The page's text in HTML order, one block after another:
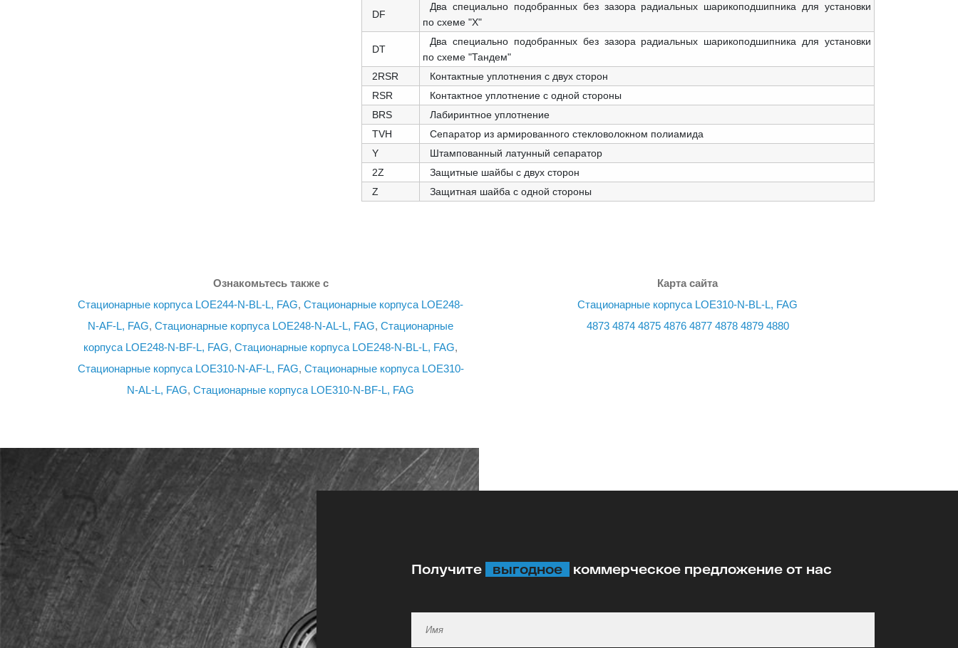
DF
Два специально подобранных без зазора радиальных шарикоподшипника для установки
по схеме "X"
DT
Два специально подобранных без зазора радиальных шарикоподшипника для установки
по схеме "Тандем"
2RSR
Контактные уплотнения с двух сторон
RSR
Контактное уплотнение с одной стороны
BRS
Лабиринтное уплотнение
TVH
Сепаратор из армированного стекловолокном полиамида
Y
Штампованный латунный сепаратор
2Z
Защитные шайбы с двух сторон
Z
Защитная шайба с одной стороны
Ознакомьтесь также с
Стационарные корпуса LOE244-N-BL-L, FAG, Стационарные корпуса LOE248-
N-AF-L, FAG, Стационарные корпуса LOE248-N-AL-L, FAG, Стационарные
корпуса LOE248-N-BF-L, FAG, Стационарные корпуса LOE248-N-BL-L, FAG,
Стационарные корпуса LOE310-N-AF-L, FAG, Стационарные корпуса LOE310-
N-AL-L, FAG, Стационарные корпуса LOE310-N-BF-L, FAG
Карта сайта
Стационарные корпуса LOE310-N-BL-L, FAG
4873 4874 4875 4876 4877 4878 4879 4880
Получите выгодное коммерческое предложение от нас